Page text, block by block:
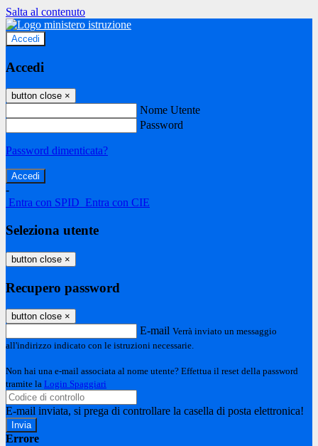
Salta al contenuto
Accedi
Accedi
button close ×
Nome Utente
Password
Password dimenticata?
-
Entra con SPID Entra con CIE
Seleziona utente
button close ×
Recupero password
button close ×
E-mail Verrà inviato un messaggio
all'indirizzo indicato con le istruzioni necessarie.
Non hai una e-mail associata al nome utente? Effettua il reset della password
tramite la Login Spaggiari
E-mail inviata, si prega di controllare la casella di posta elettronica!
Errore